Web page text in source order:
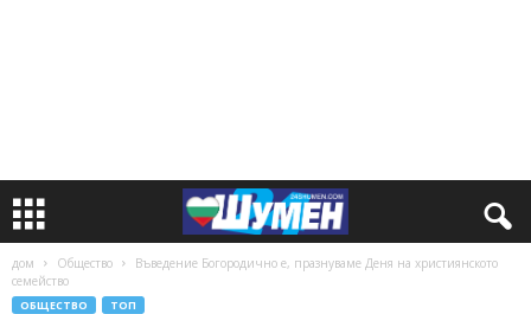
дом Общество
Въведение Богородично е, празнуваме Деня на християнското
семейство
ОБЩЕСТВО ТОП